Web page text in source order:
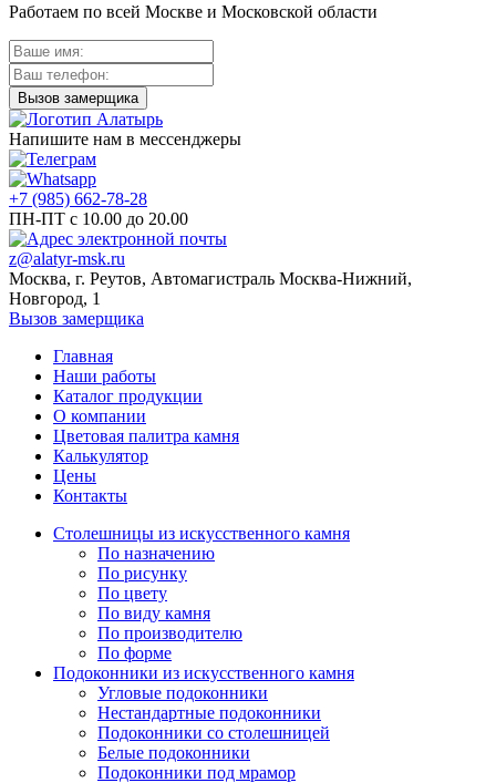
Работаем по всей Москве и Московской области
Напишите нам в мессенджеры
+7 (985) 662-78-28
ПН-ПТ с 10.00 до 20.00
z@alatyr-msk.ru
Москва, г. Реутов, Автомагистраль Москва-Нижний,
Новгород, 1
Вызов замерщика
Главная
Наши работы
Каталог продукции
О компании
Цветовая палитра камня
Калькулятор
Цены
Контакты
Столешницы из искусственного камня
По назначению
По рисунку
По цвету
По виду камня
По производителю
По форме
Подоконники из искусственного камня
Угловые подоконники
Нестандартные подоконники
Подоконники со столешницей
Белые подоконники
Подоконники под мрамор